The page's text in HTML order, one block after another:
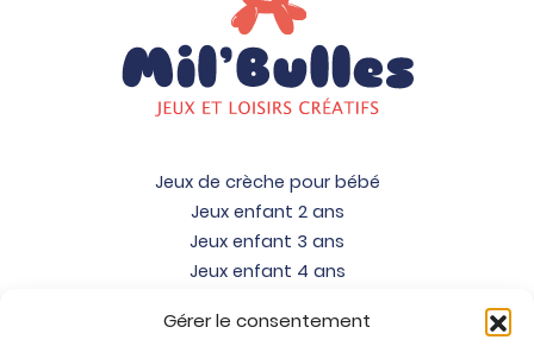
Gérer le consentement
Jeux de crèche pour bébé
Jeux enfant 2 ans
Jeux enfant 3 ans
Jeux enfant 4 ans
Jeux enfant 6 ans